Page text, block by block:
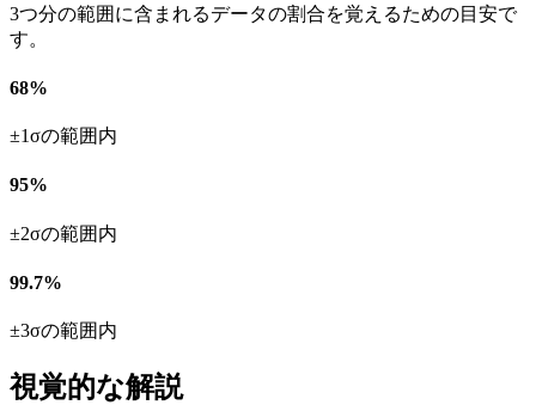
3つ分の範囲に含まれるデータの割合を覚えるための目安で
す。
68%
±1σの範囲内
95%
±2σの範囲内
99.7%
±3σの範囲内
視覚的な解説